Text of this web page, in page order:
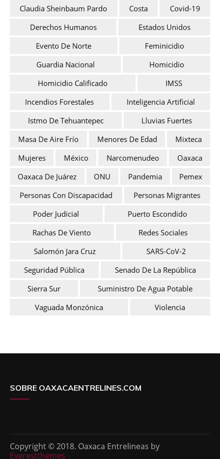
Claudia Sheinbaum Pardo
Costa
Covid-19
Derechos Humanos
Estados Unidos
Evento De Norte
Feminicidio
Guardia Nacional
Homicidio
Homicidio Calificado
IMSS
Incendios Forestales
Inteligencia Artificial
Istmo De Tehuantepec
Lluvias Fuertes
Masa De Aire Frío
Menores De Edad
Mixteca
Mujeres
México Narcomenudeo
Oaxaca
Oaxaca De Juárez
ONU Pandemia
Pemex
Personas Con Discapacidad
Personas Migrantes
Poder Judicial
Puerto Escondido
Rachas De Viento
Redes Sociales
Salomón Jara Cruz
SARS-CoV-2
Seguridad Pública
Senado De La República
Sierra Sur
Suministro De Agua Potable
Vaguada Monzónica
Violencia
SOBRE OAXACAENTRELINES.COM
Copyright © 2018. Oaxaca Entrelineas by
Everestthemes